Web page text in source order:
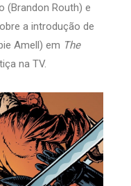
(Brandon Routh) e
a introdução de
Amell) em The
na TV.